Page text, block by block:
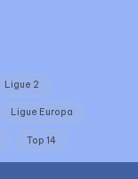
Ligue 2
Ligue Europa
Top 14